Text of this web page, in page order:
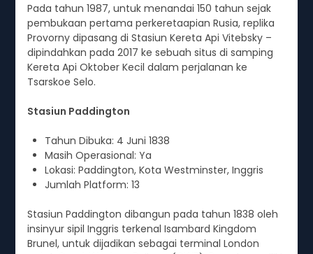
Pada tahun 1987, untuk menandai 150 tahun sejak
pembukaan pertama perkeretaapian Rusia, replika
Provorny dipasang di Stasiun Kereta Api Vitebsky –
dipindahkan pada 2017 ke sebuah situs di samping
Kereta Api Oktober Kecil dalam perjalanan ke
Tsarskoe Selo.
Stasiun Paddington
Tahun Dibuka: 4 Juni 1838
Masih Operasional: Ya
Lokasi: Paddington, Kota Westminster, Inggris
Jumlah Platform: 13
Stasiun Paddington dibangun pada tahun 1838 oleh
insinyur sipil Inggris terkenal Isambard Kingdom
Brunel, untuk dijadikan sebagai terminal London